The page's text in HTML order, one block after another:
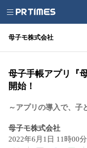
母子モ株式会社
母子手帳アプリ『
開始！
～アプリの導入で、子
母子モ株式会社
2022年6月1日 11時00分